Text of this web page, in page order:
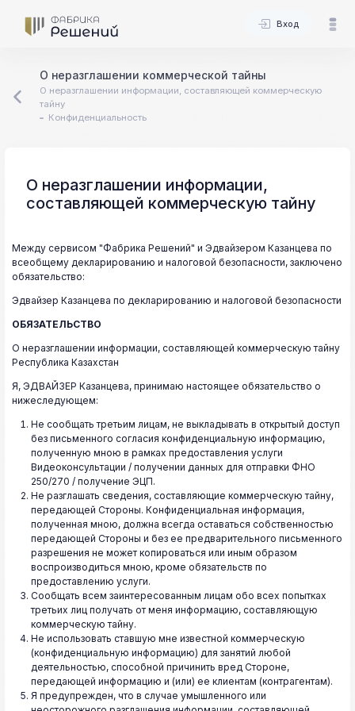
Вход
О неразглашении коммерческой тайны
О неразглашении информации, составляющей коммерческую
тайну
Конфиденциальность
О неразглашении информации,
составляющей коммерческую тайну
Между сервисом "Фабрика Решений" и Эдвайзером Казанцева по
всеобщему декларированию и налоговой безопасности, заключено
обязательство:
Эдвайзер Казанцева по декларированию и налоговой безопасности
ОБЯЗАТЕЛЬСТВО
О неразглашении информации, составляющей коммерческую тайну
Республика Казахстан
Я, ЭДВАЙЗЕР Казанцева, принимаю настоящее обязательство о
нижеследующем:
Не сообщать третьим лицам, не выкладывать в открытый доступ
без письменного согласия конфиденциальную информацию,
полученную мною в рамках предоставления услуги
Видеоконсультации / получении данных для отправки ФНО
250/270 / получение ЭЦП.
Не разглашать сведения, составляющие коммерческую тайну,
передающей Стороны. Конфиденциальная информация,
полученная мною, должна всегда оставаться собственностью
передающей Стороны и без ее предварительного письменного
разрешения не может копироваться или иным образом
воспроизводиться мною, кроме обязательств по
предоставлению услуги.
Сообщать всем заинтересованным лицам обо всех попытках
третьих лиц получать от меня информацию, составляющую
коммерческую тайну.
Не использовать ставшую мне известной коммерческую
(конфиденциальную информацию) для занятий любой
деятельностью, способной причинить вред Стороне,
передающей информацию и (или) ее клиентам (контрагентам).
Я предупрежден, что в случае умышленного или